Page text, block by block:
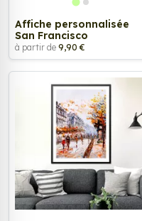
Affiche personnalisée
San Francisco
à partir de 9,90 €